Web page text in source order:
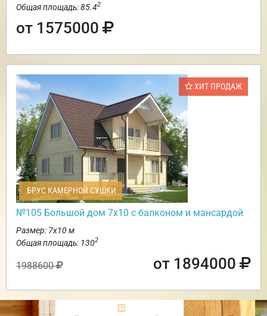
Общая площадь: 85.42
от 1575000
ХИТ ПРОДАЖ
БРУС КАМЕРНОЙ СУШКИ
№105 Большой дом 7х10 с балконом и мансардой
Размер: 7х10 м
Общая площадь: 1302
1988600 от 1894000